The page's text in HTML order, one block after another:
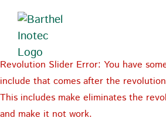
Inhalt
springen
Revolution Slider Error: You have
include that comes after the
This includes make eliminates the
and make it not work.